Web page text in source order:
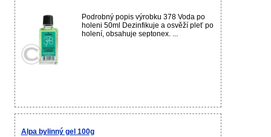
Podrobný popis výrobku 378 Voda po
holeni 50ml Dezinfikuje a osvěží pleť po
holení, obsahuje septonex. ...
Alpa bylinný gel 100g